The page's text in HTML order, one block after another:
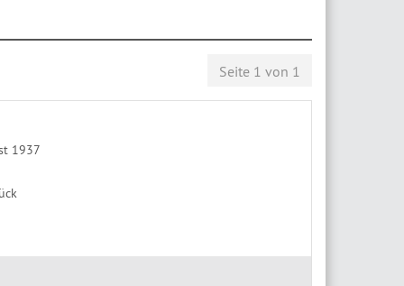
Seite 1 von 1
1937